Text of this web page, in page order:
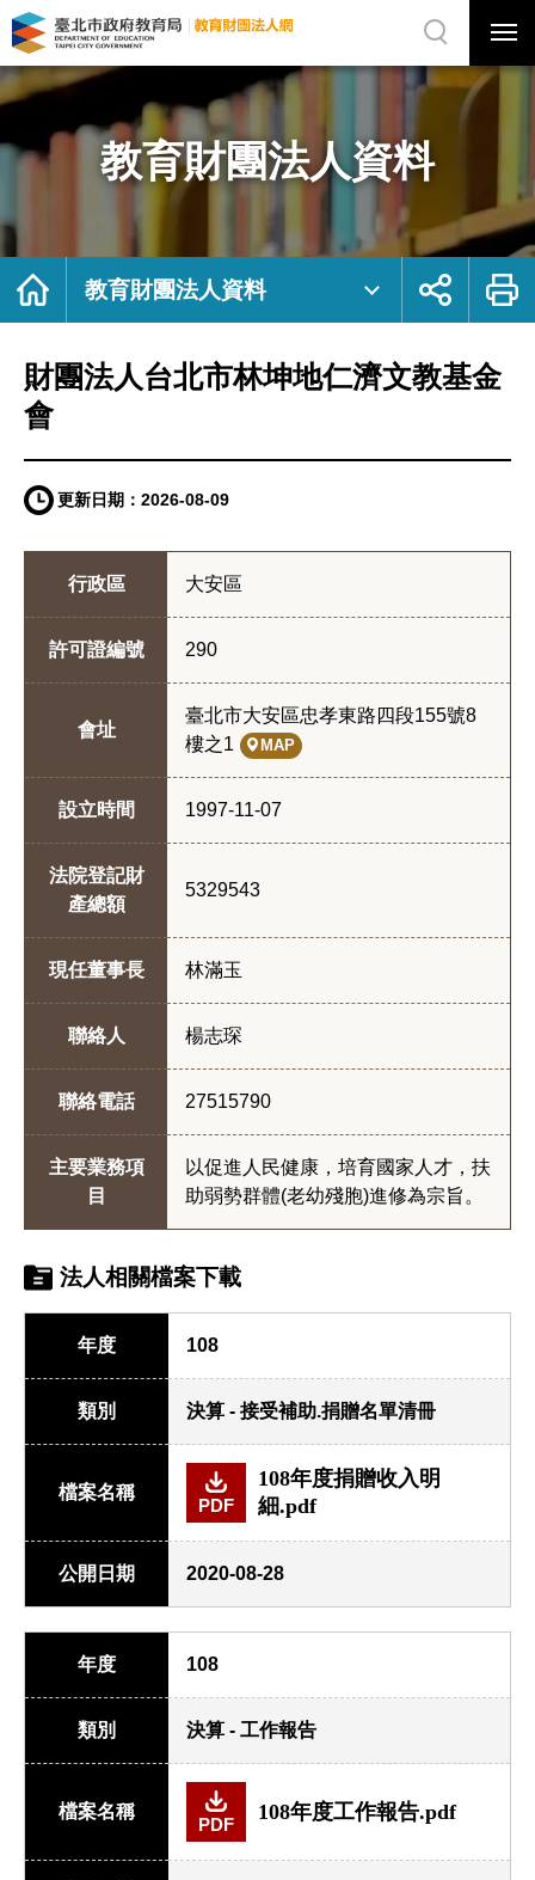
財
團
人
市
林
教
會
政
網
站
選
選
單
關
網
站
尋
教育財團法人資料
首
教育財團法人資料
展
鈕
列
財團法人台北市林坤地仁濟文教基金
會
更新日期： 2026-08-09
行政區 大安區
許可證編號 290
會址
臺北市大安區忠孝東路四段155號8
樓之1
MAP
設立時間 1997-11-07
法院登記財
產總額
5329543
現任董事長 林滿玉
聯絡人 楊志琛
聯絡電話 27515790
主要業務項
目
以促進人民健康，培育國家人才，扶
助弱勢群體(老幼殘胞)進修為宗旨。
法人相關檔案下載
年度 108
類別 決算 - 接受補助.捐贈名單清冊
檔案名稱
PDF
108年度捐贈收入明
細.pdf
公開日期 2020-08-28
年度 108
類別 決算 - 工作報告
檔案名稱
PDF
108年度工作報告.pdf